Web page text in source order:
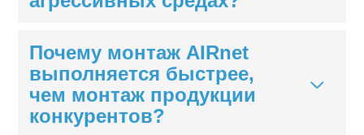
Почему монтаж AIRnet
выполняется быстрее,
чем монтаж продукции
конкурентов?